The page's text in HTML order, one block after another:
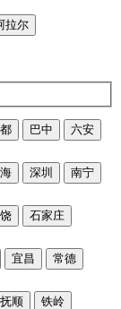
拉尔
巴中 六安
深圳 南宁
饶 石家庄
宜昌 常德
抚顺 铁岭